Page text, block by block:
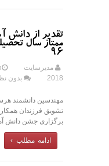
تقدیر از دانش
96
مدیرسایت
2018
بدون
مهندسین دانشمند
تشویق فرزندان
برگزاری جشن دانش
ادامه مطلب ›